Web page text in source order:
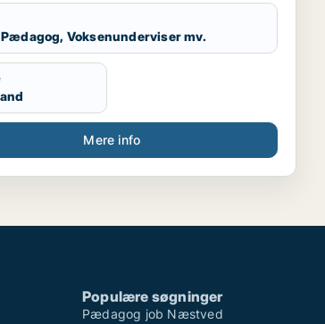
Voksenunderviser mv.
Mere info
Populære søgninger
Pædagog job Næstved